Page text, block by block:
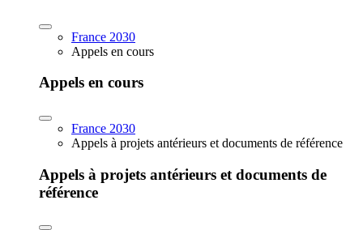
France 2030
Appels en cours
Appels en cours
France 2030
Appels à projets antérieurs et documents de référence
Appels à projets antérieurs et documents de
référence